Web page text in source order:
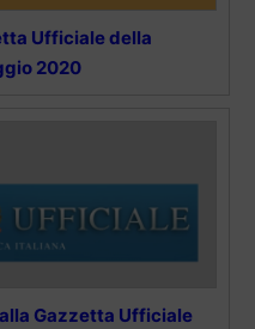
Ufficiale della
2020
Gazzetta Ufficiale